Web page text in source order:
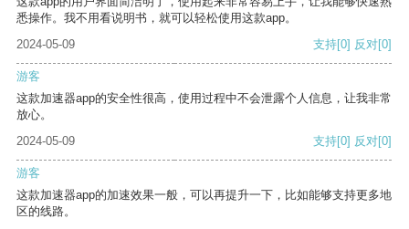
悉操作。我不用看说明书，就可以轻松使用这款app。
2024-05-09
支持[0] 反对[0]
游客
这款加速器app的安全性很高，使用过程中不会泄露个人信息，让我非常
放心。
2024-05-09
支持[0] 反对[0]
游客
这款加速器app的加速效果一般，可以再提升一下，比如能够支持更多地
区的线路。